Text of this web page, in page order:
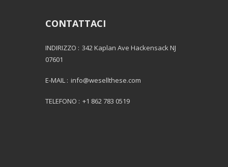
CONTATTACI
INDIRIZZO : 342 Kaplan Ave Hackensack NJ
07601
E-MAIL : info@wesellthese.com
TELEFONO : +1 862 783 0519